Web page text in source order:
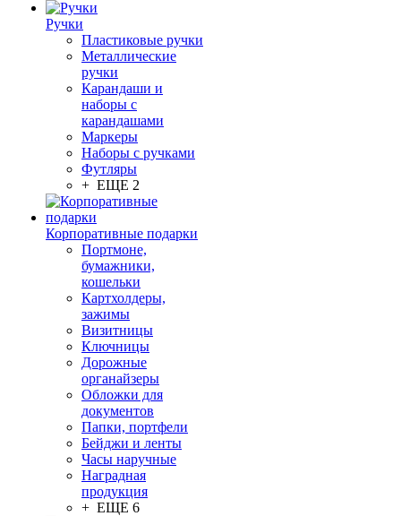
Ручки
Пластиковые ручки
Металлические
ручки
Карандаши и
наборы с
карандашами
Маркеры
Наборы с ручками
Футляры
+ ЕЩЕ 2
Корпоративные подарки
Портмоне,
бумажники,
кошельки
Картхолдеры,
зажимы
Визитницы
Ключницы
Дорожные
органайзеры
Обложки для
документов
Папки, портфели
Бейджи и ленты
Часы наручные
Наградная
продукция
+ ЕЩЕ 6